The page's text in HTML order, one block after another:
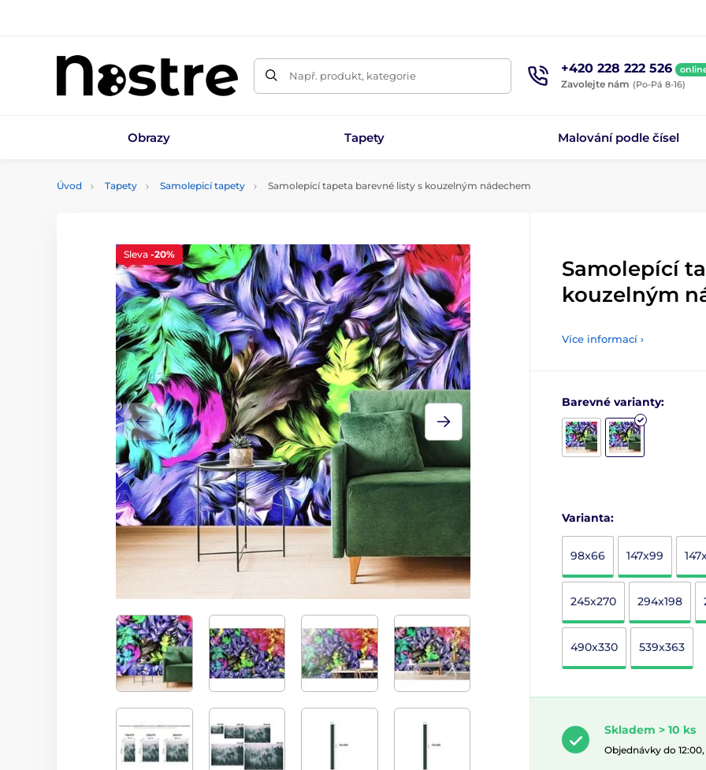
Např. produkt, kategorie +420 228 222 526
Zavolejte nám (Po-Pá 8-16)
Obrazy Tapety Malování podle čísel
Úvod Tapety Samolepicí tapety Samolepící tapeta barevné listy s kouzelným nádechem
Sleva -20%
Samolepící
kouzelným
Více informací ›
Barevné varianty:
Varianta:
98x66 147x99
245x270 294x198
490x330 539x363
Skladem > 10 ks
Objednávky do